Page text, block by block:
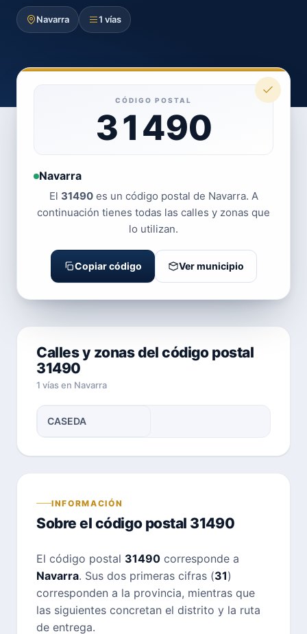
Navarra 1 vías
CÓDIGO POSTAL
31490
Navarra
El 31490es un código postal de Navarra. A
continuación tienes todas las calles y zonas que
lo utilizan.
Copiar código Ver municipio
Calles y zonas del código postal
31490
1 vías en Navarra
CASEDA
INFORMACIÓN
Sobre el código postal 31490
El código postal 31490 corresponde a
Navarra. Sus dos primeras cifras (31)
corresponden a la provincia, mientras que
las siguientes concretan el distrito y la ruta
de entrega.